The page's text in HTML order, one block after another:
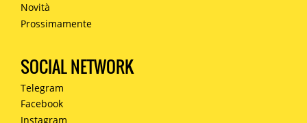
Novità
Prossimamente
SOCIAL NETWORK
Telegram
Facebook
Instagram